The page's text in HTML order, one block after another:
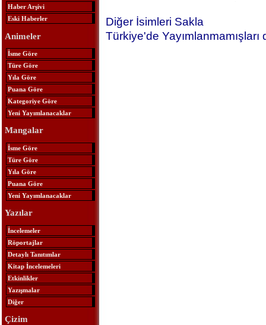
Haber Arşivi
Eski Haberler
Animeler
İsme Göre
Türe Göre
Yıla Göre
Puana Göre
Kategoriye Göre
Yeni Yayımlanacaklar
Mangalar
İsme Göre
Türe Göre
Yıla Göre
Puana Göre
Yeni Yayımlanacaklar
Yazılar
İncelemeler
Röportajlar
Detaylı Tanıtımlar
Kitap İncelemeleri
Etkinlikler
Yazışmalar
Diğer
Çizim
Diğer İsimleri Sakla
Türkiye'de Yayımlanmamışları